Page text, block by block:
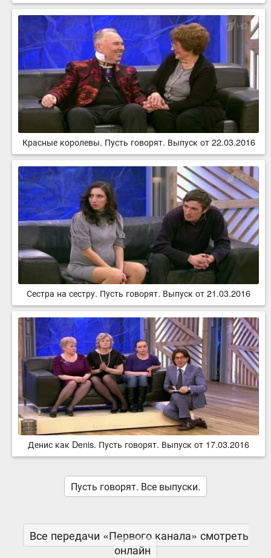
Красные королевы. Пусть говорят. Выпуск от 22.03.2016
Сестра на сестру. Пусть говорят. Выпуск от 21.03.2016
Денис как Denis. Пусть говорят. Выпуск от 17.03.2016
Пусть говорят. Все выпуски.
Все передачи «Первого канала» смотреть
онлайн